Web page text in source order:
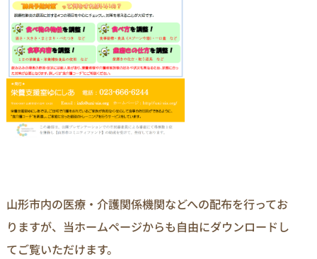
山形市内の医療・介護関係機関などへの配布を行ってお
りますが、当ホームページからも自由にダウンロードし
てご覧いただけます。